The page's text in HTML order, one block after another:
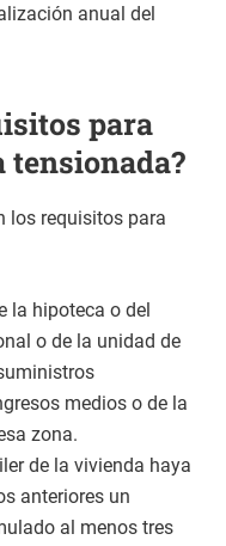
anual del
para
tensionada?
los requisitos para
la hipoteca o del
o de la unidad de
medios o de la
zona.
de la vivienda haya
anteriores un
al menos tres